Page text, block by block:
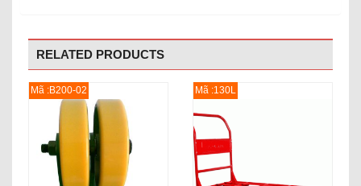
RELATED PRODUCTS
Mã :B200-02 Mã :130L